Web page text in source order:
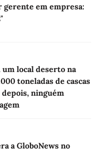
em empresa:
um local deserto na
toneladas de cascas
depois, ninguém
a GloboNews no